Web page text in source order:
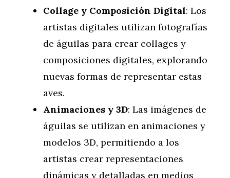
Collage y Composición Digital: Los
artistas digitales utilizan fotografías
de águilas para crear collages y
composiciones digitales, explorando
nuevas formas de representar estas
aves.
Animaciones y 3D: Las imágenes de
águilas se utilizan en animaciones y
modelos 3D, permitiendo a los
artistas crear representaciones
dinámicas y detalladas en medios